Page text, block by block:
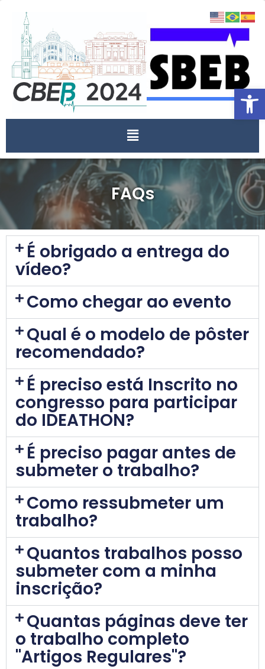
FAQs
É obrigado a entrega do
vídeo?
Como chegar ao evento
Qual é o modelo de pôster
recomendado?
É preciso está Inscrito no
congresso para participar
do IDEATHON?
É preciso pagar antes de
submeter o trabalho?
Como ressubmeter um
trabalho?
Quantos trabalhos posso
submeter com a minha
inscrição?
Quantas páginas deve ter
o trabalho completo
"Artigos Regulares"?